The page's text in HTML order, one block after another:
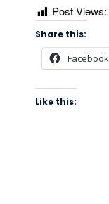
Post Views:
Share this:
Facebook
Like this: